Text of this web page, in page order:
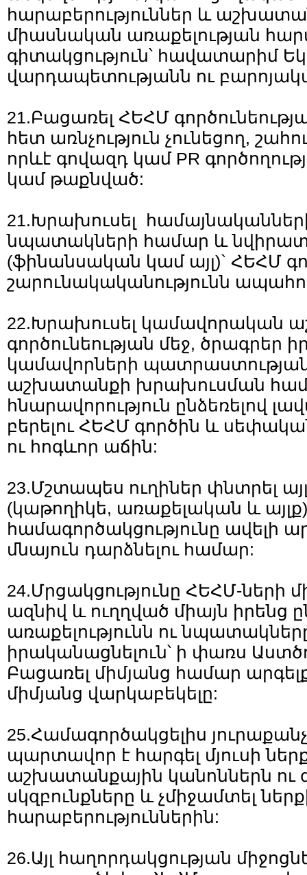
հարաբերություններ և
միասնական առաքելության
գիտակցություն՝ հավատարիմ
վարդապետությանն ու
21.Բացառել ՀԵՀՄ
հետ առնչություն չունեցող,
որևէ գովազդ կամ PR
կամ թաքնված:
21.Խրախուսել
նպատակների համար և
(ֆինանսական կամ այլ)` ՀԵՀՄ
շարունակականությունն
22.Խրախուսել կամավորական
գործունեության մեջ, ծրագրեր
կամավորների
աշխատանքի խրախուսման
հնարավորություն ընձեռելով
բերելու ՀԵՀՄ գործին և
ու հոգևոր աճին:
23.Մշտապես ուղիներ փնտրել
(կաթողիկե, առաքելական և
համագործակցությունը ավելի
մնայուն դարձնելու համար:
24.Մրցակցությունը ՀԵՀՄ-ների
ազնիվ և ուղղված միայն իրենց
առաքելությունն ու
իրականացնելուն՝ ի փառս
Բացառել միմյանց համար
միմյանց վարկաբեկելը:
25.Համագործակցելիս
պարտավոր է հարգել մյուսի
աշխատանքային կանոններն ու
սկզբունքները և չմիջամտել
հարաբերություններին:
26.Այլ հաղորդակցության